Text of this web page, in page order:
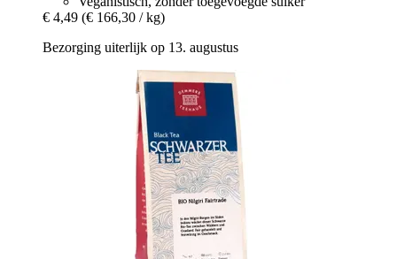
€ 4,49 (€ 166,30 / kg)
Bezorging uiterlijk op 13. augustus